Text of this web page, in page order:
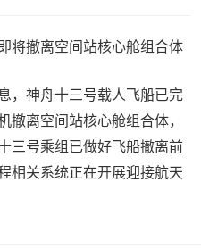
将撤离空间站核心舱组合体
，神舟十三号载人飞船已完
撤离空间站核心舱组合体，
三号乘组已做好飞船撤离前
相关系统正在开展迎接航天